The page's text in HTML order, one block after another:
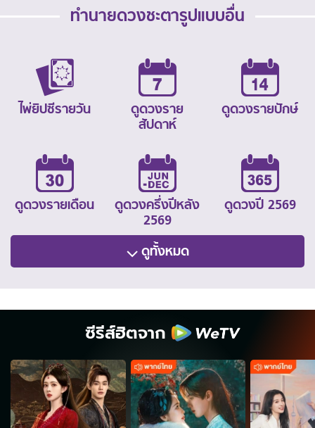
ทำนายดวงชะตารูปแบบอื่น
ไพ่ยิปซีรายวัน
ดูดวงราย
สัปดาห์
ดูดวงรายปักษ์
ดูดวงรายเดือน
ดูดวงครึ่งปีหลัง
2569
ดูดวงปี 2569
ดูทั้งหมด
ซีรีส์ฮิตจาก